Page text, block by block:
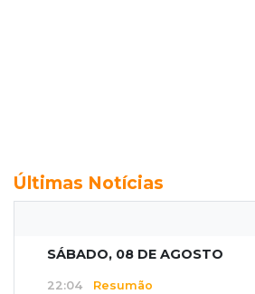
Últimas Notícias
SÁBADO, 08 DE AGOSTO
22:04 Resumão